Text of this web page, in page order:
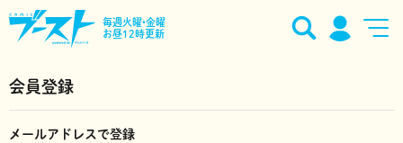
毎週火曜•金曜
お昼12時更新
会員登録
メールアドレスで登録